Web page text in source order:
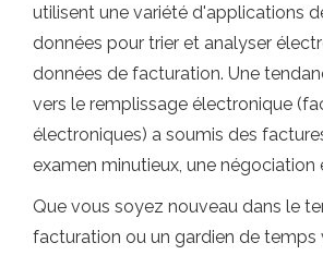
utilisent une variété d'applications
données pour trier et analyser
données de facturation. Une
vers le remplissage électronique
électroniques) a soumis des
examen minutieux, une négociation
Que vous soyez nouveau dans le
facturation ou un gardien de temps